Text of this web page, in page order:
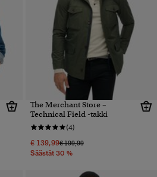
The Merchant Store –
Technical Field -takki
(4)
€ 139,99Hinta alennettu hinnasta
€ 199,99hintaan
Säästät 30 %